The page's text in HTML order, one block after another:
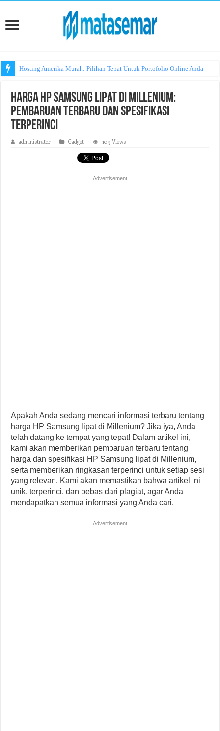
Hosting Amerika Murah: Pilihan Tepat Untuk Portofolio Online Anda
Harga HP Samsung Lipat di Millenium:
Pembaruan Terbaru dan Spesifikasi
Terperinci
administrator Gadget 109 Views
Advertisement
Apakah Anda sedang mencari informasi terbaru tentang
harga HP Samsung lipat di Millenium? Jika iya, Anda
telah datang ke tempat yang tepat! Dalam artikel ini,
kami akan memberikan pembaruan terbaru tentang
harga dan spesifikasi HP Samsung lipat di Millenium,
serta memberikan ringkasan terperinci untuk setiap sesi
yang relevan. Kami akan memastikan bahwa artikel ini
unik, terperinci, dan bebas dari plagiat, agar Anda
mendapatkan semua informasi yang Anda cari.
Advertisement